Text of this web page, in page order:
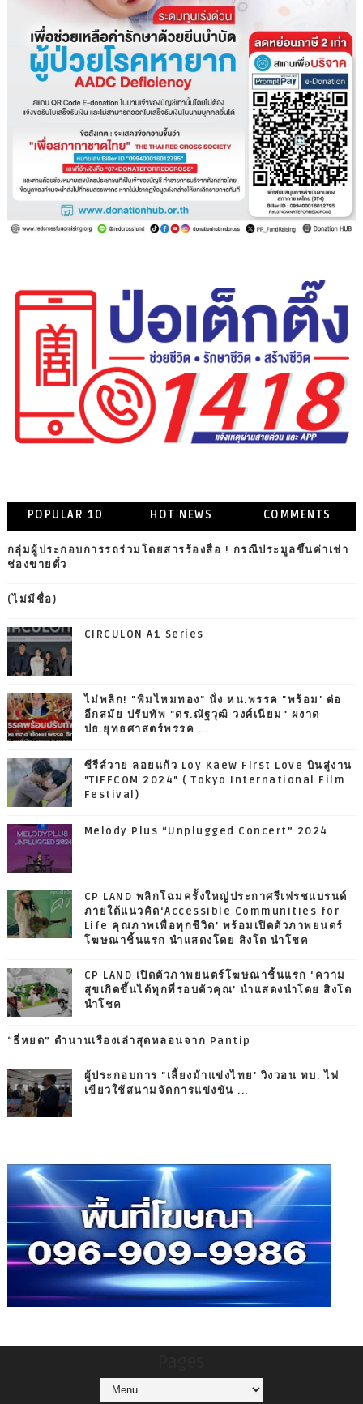
POPULAR 10 HOT NEWS COMMENTS
กลุ่มผู้ประกอบการรถร่วมโดยสารร้องสื่อ ! กรณีประมูลขึ้นค่าเช่า
ช่องขายตั๋ว
(ไม่มีชื่อ)
CIRCULON A1 Series
ไม่พลิก! "พิมไหมทอง" นั่ง หน.พรรค "พร้อม' ต่อ
อีกสมัย ปรับทัพ "ดร.ณัฐวุฒิ วงศ์เนียม" ผงาด
ปธ.ยุทธศาสตร์พรรค ...
ซีรีส์วาย ลอยแก้ว Loy Kaew First Love บินสู่งาน
"TIFFCOM 2024" ( Tokyo International Film
Festival)
Melody Plus “Unplugged Concert” 2024
CP LAND พลิกโฉมครั้งใหญ่ประกาศรีเฟรชแบรนด์
ภายใต้แนวคิด‘Accessible Communities for
Life คุณภาพเพื่อทุกชีวิต’ พร้อมเปิดตัวภาพยนตร์
โฆษณาชิ้นแรก นำแสดงโดย สิงโต นำโชค
CP LAND เปิดตัวภาพยนตร์โฆษณาชิ้นแรก ‘ความ
สุขเกิดขึ้นได้ทุกที่รอบตัวคุณ’ นำแสดงนำโดย สิงโต
นำโชค
“ธี่หยด” ตำนานเรื่องเล่าสุดหลอนจาก Pantip
ผู้ประกอบการ "เลี้ยงม้าแข่งไทย' วิงวอน ทบ. ไฟ
เขียวใช้สนามจัดการแข่งขัน ...